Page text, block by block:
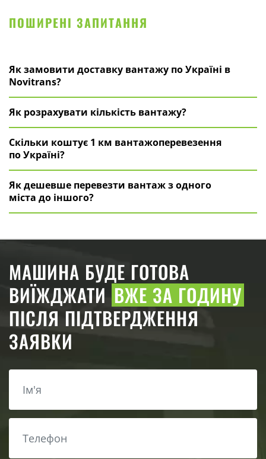
ПОШИРЕНІ ЗАПИТАННЯ
Як замовити доставку вантажу по Україні в
Novitrans?
Як розрахувати кількість вантажу?
Скільки коштує 1 км вантажоперевезення
по Україні?
Як дешевше перевезти вантаж з одного
міста до іншого?
МАШИНА БУДЕ ГОТОВА
ВИЇЖДЖАТИ ВЖЕ ЗА ГОДИНУ
ПІСЛЯ ПІДТВЕРДЖЕННЯ
ЗАЯВКИ